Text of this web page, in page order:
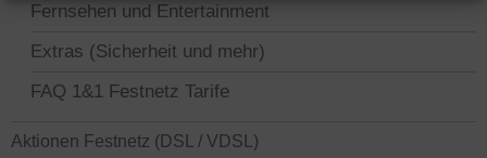
Fernsehen und Entertainment
Extras (Sicherheit und mehr)
FAQ 1&1 Festnetz Tarife
Aktionen Festnetz (DSL / VDSL)